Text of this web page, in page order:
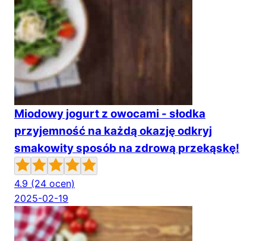
Miodowy jogurt z owocami - słodka
przyjemność na każdą okazję odkryj
smakowity sposób na zdrową przekąskę!
4.9 (24 ocen)
2025-02-19